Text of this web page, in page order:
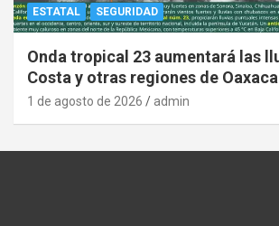
ESTATAL SEGURIDAD
Onda tropical 23 aumentará las
Costa y otras regiones de Oaxaca
1 de agosto de 2026 admin